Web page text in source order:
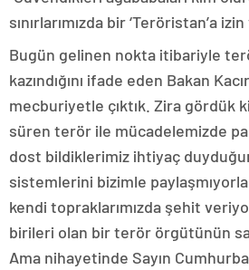
sınırlarımızda bir ‘Teröristan’a
Bugün gelinen nokta itibariyle
kazındığını ifade eden Bakan
mecburiyetle çıktık. Zira gördük
süren terör ile mücadelemizde
dost bildiklerimiz ihtiyaç
sistemlerini bizimle
kendi topraklarımızda şehit
birileri olan bir terör örgütünün
Ama nihayetinde Sayın